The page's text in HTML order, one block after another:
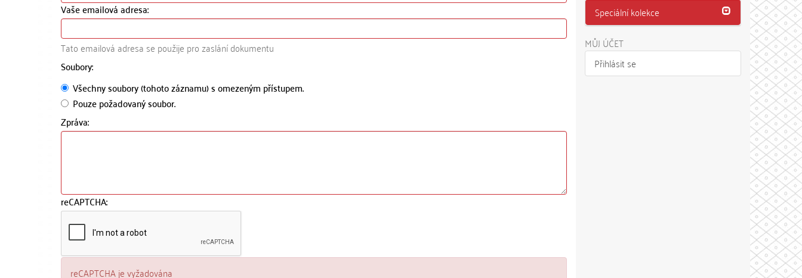
Vaše emailová adresa:
Tato emailová adresa se použije pro zaslání dokumentu
Soubory:
Všechny soubory (tohoto záznamu) s omezeným přístupem.
Pouze požadovaný soubor.
Zpráva:
reCAPTCHA:
reCAPTCHA je vyžadována
Speciální kolekce
MŮJ ÚČET
Přihlásit se